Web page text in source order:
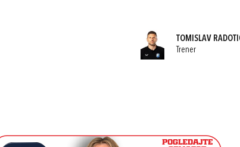
TOMISLAV
Trener